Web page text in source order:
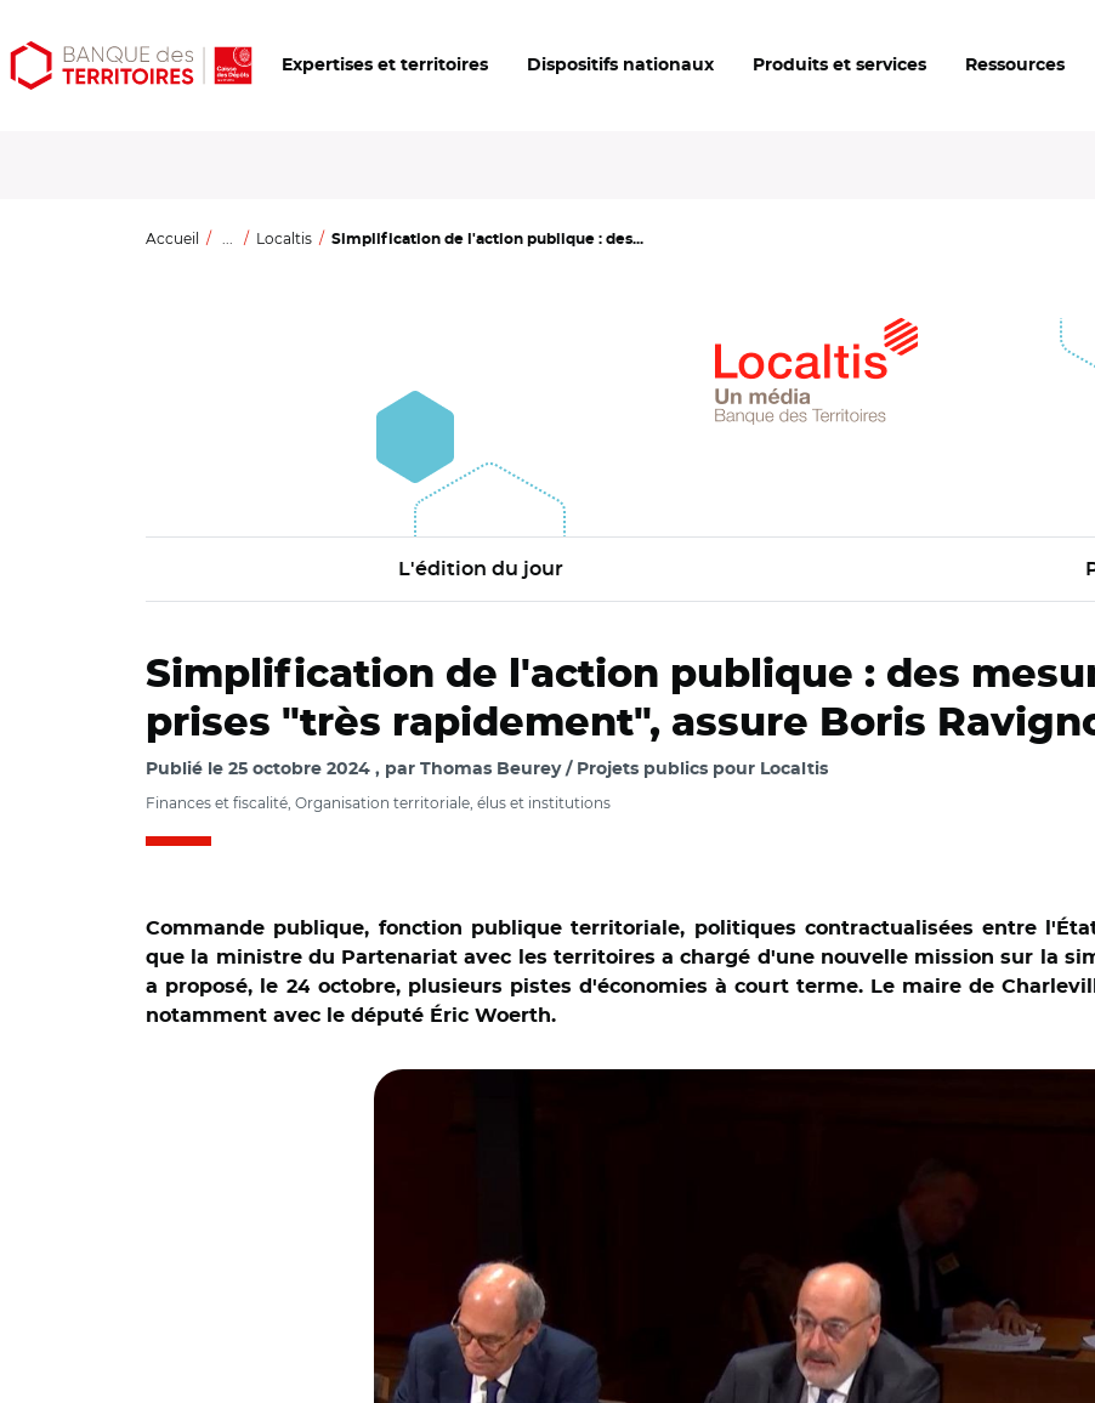
Aller
au
Aller
au
Ouvrir
les
Expertises et territoires Dispositifs nationaux Produits et services Ressources
Accueil ... Localtis Simplification de l'action publique : des...
L'édition du jour
Simplification de l'action publique : des
prises "très rapidement", assure Boris
Publié le 25 octobre 2024 par Thomas Beurey / Projets publics pour Localtis
Finances et fiscalité, Organisation territoriale, élus et institutions
Commande publique, fonction publique territoriale, politiques contractualisées entre
que la ministre du Partenariat avec les territoires a chargé d'une nouvelle mission sur la
a proposé, le 24 octobre, plusieurs pistes d'économies à court terme. Le maire de
notamment avec le député Éric Woerth.